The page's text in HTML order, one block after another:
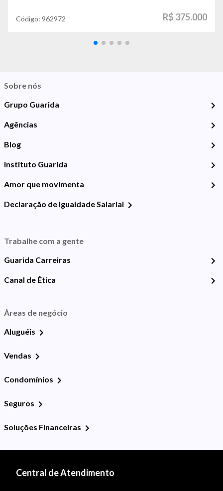
Código: 962972 R$ 375.000
Sobre nós
Grupo Guarida
Agências
Blog
Instituto Guarida
Amor que movimenta
Declaração de Igualdade Salarial
Trabalhe com a gente
Guarida Carreiras
Canal de Ética
Áreas de negócio
Aluguéis
Vendas
Condomínios
Seguros
Soluções Financeiras
Central de Atendimento